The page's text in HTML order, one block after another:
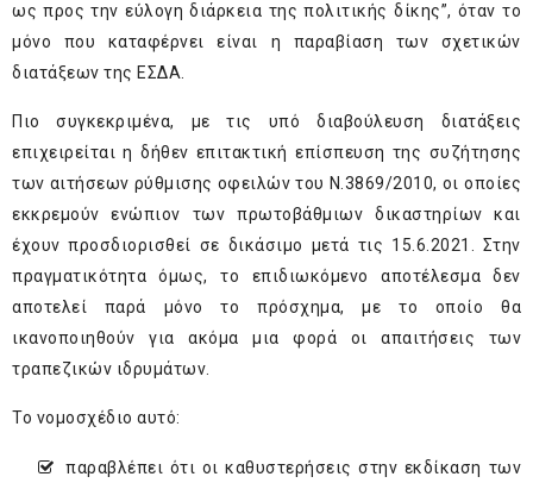
ως προς την εύλογη διάρκεια της πολιτικής δίκης”, όταν το
μόνο που καταφέρνει είναι η παραβίαση των σχετικών
διατάξεων της ΕΣΔΑ.
Πιο συγκεκριμένα, με τις υπό διαβούλευση διατάξεις
επιχειρείται η δήθεν επιτακτική επίσπευση της συζήτησης
των αιτήσεων ρύθμισης οφειλών του Ν.3869/2010, οι οποίες
εκκρεμούν ενώπιον των πρωτοβάθμιων δικαστηρίων και
έχουν προσδιορισθεί σε δικάσιμο μετά τις 15.6.2021. Στην
πραγματικότητα όμως, το επιδιωκόμενο αποτέλεσμα δεν
αποτελεί παρά μόνο το πρόσχημα, με το οποίο θα
ικανοποιηθούν για ακόμα μια φορά οι απαιτήσεις των
τραπεζικών ιδρυμάτων.
Το νομοσχέδιο αυτό:
παραβλέπει ότι οι καθυστερήσεις στην εκδίκαση των